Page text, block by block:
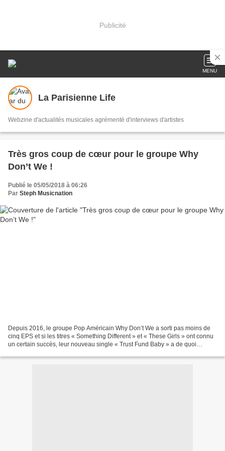
Publicité
MENU
La Parisienne Life
Webzine d'actualités musicales agrémenté d'interviews d'artistes
Très gros coup de cœur pour le groupe Why
Don’t We !
Publié le 05/05/2018 à 06:26
Par Steph Musicnation
Depuis 2016, le groupe Pop Américain Why Don’t We a sorti pas moins de
cinq EPS et si les titres « Something Different » et « These Girls » ont connu
un certain succès, leur nouveau single « Trust Fund Baby » a de quoi